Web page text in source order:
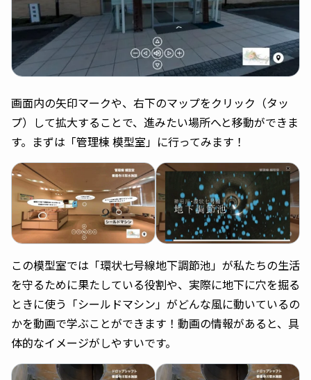
画面内の矢印マークや、右下のマップをクリック（タッ
プ）して拡大することで、進みたい場所へと移動ができま
す。まずは「管理棟 模型室」に行ってみます！
この模型室では「環状七号線地下調節池」が私たちの生活
を守るために果たしている役割や、実際に地下に穴を掘る
ときに使う「シールドマシン」がどんな風に動いているの
かを動画で学ぶことができます！動画の情報があると、具
体的なイメージがしやすいです。